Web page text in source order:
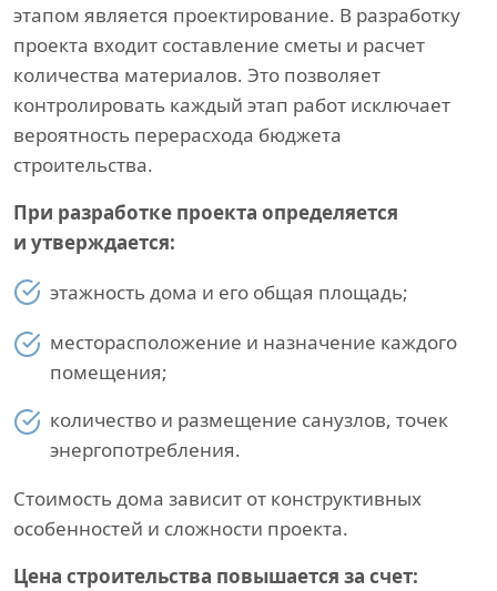
этапом является проектирование. В разработку
проекта входит составление сметы и расчет
количества материалов. Это позволяет
контролировать каждый этап работ исключает
вероятность перерасхода бюджета
строительства.
При разработке проекта определяется
и утверждается:
этажность дома и его общая площадь;
месторасположение и назначение каждого
помещения;
количество и размещение санузлов, точек
энергопотребления.
Стоимость дома зависит от конструктивных
особенностей и сложности проекта.
Цена строительства повышается за счет: